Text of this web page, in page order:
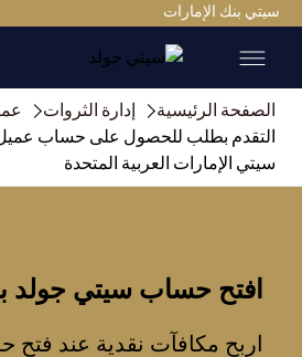
سيتي بنك الإمارات
الصفحة الرئيسية إدارة الثروات
التقدم بطلب للحصول على حساب عميل
سيتي الإمارات العربية المتحدة
افتح حساب سيتي جولد
اربح مكافآت نقدية عند